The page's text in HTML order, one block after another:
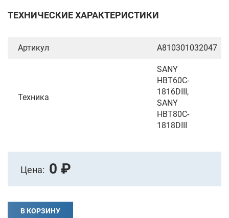
ТЕХНИЧЕСКИЕ ХАРАКТЕРИСТИКИ
Артикул A810301032047
Техника
SANY
HBT60C-
1816DIII,
SANY
HBT80C-
1818DIII
Цена: 0 ₽
В КОРЗИНУ